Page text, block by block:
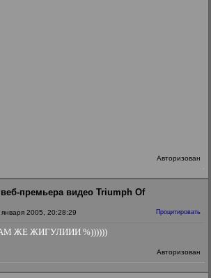
Авторизован
премьера видео Triumph Of
2005, 20:28:29 Процитировать
ЖЕ ЖИГУЛИИИ %))))))
Авторизован